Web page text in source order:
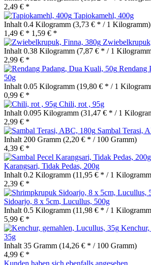
2,49 € *
Tapiokamehl, 400g
Inhalt 0.4 Kilogramm (3,73 € * / 1 Kilogramm)
1,49 € * 1,59 € *
Inhalt 0.38 Kilogramm (7,87 € * / 1
2,99 € *
Rendang
50g
Inhalt 0.05 Kilogramm (19,80 € * / 1
0,99 € *
Chili, rot , 95g
Inhalt 0.095 Kilogramm (31,47 € * / 1
2,99 € *
Sambal Terasi,
Inhalt 200 Gramm (2,20 € * / 100 Gramm)
4,39 € *
Karangsari, Tidak Pedas, 200g
Inhalt 0.2 Kilogramm (11,95 € * / 1
2,39 € *
Sidoarjo, 8 x 5cm, Lucullus, 500g
Inhalt 0.5 Kilogramm (11,98 € * / 1
5,99 € *
35g
Inhalt 35 Gramm (14,26 € * / 100 Gramm)
4,99 € *
Kunden haben sich ebenfalls angesehen